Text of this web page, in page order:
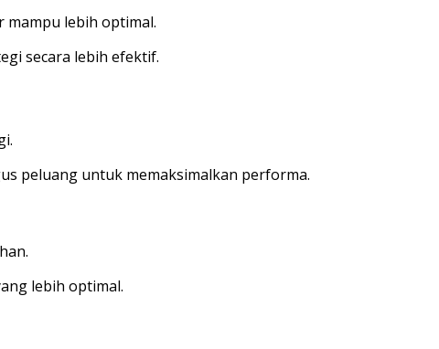
mampu lebih optimal.
secara lebih efektif.
peluang untuk memaksimalkan performa.
lebih optimal.